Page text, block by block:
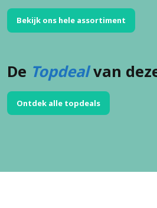
Bekijk ons hele assortiment
De Topdealvan
Ontdek alle topdeals